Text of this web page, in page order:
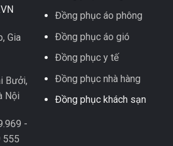
Gia
Bưởi,
Nội
-
555
Đồng phục áo phông
Đồng phục áo gió
Đồng phục y tế
Đồng phục nhà hàng
Đồng phục khách sạn